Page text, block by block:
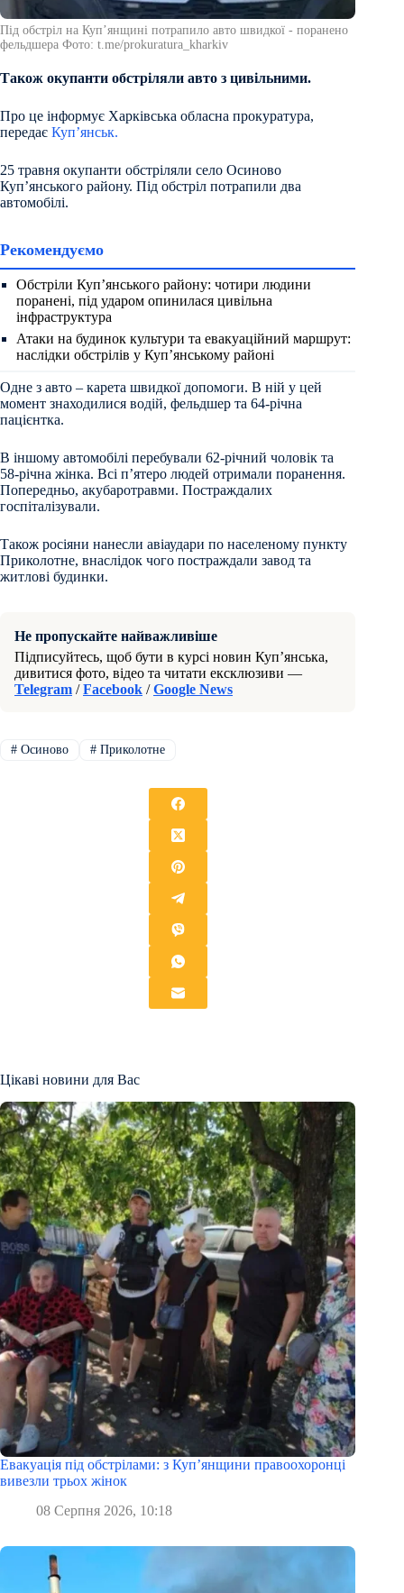
Під обстріл на Купʼянщині потрапило авто швидкої - поранено
фельдшера Фото: t.me/prokuratura_kharkiv
Також окупанти обстріляли авто з цивільними.
Про це інформує Харківська обласна прокуратура,
передає Куп’янськ.
25 травня окупанти обстріляли село Осиново
Купʼянського району. Під обстріл потрапили два
автомобілі.
Рекомендуємо
Обстріли Куп’янського району: чотири людини
поранені, під ударом опинилася цивільна
інфраструктура
Атаки на будинок культури та евакуаційний маршрут:
наслідки обстрілів у Куп’янському районі
Одне з авто – карета швидкої допомоги. В ній у цей
момент знаходилися водій, фельдшер та 64-річна
пацієнтка.
В іншому автомобілі перебували 62-річний чоловік та
58-річна жінка. Всі пʼятеро людей отримали поранення.
Попередньо, акубаротравми. Постраждалих
госпіталізували.
Також росіяни нанесли авіаудари по населеному пункту
Приколотне, внаслідок чого постраждали завод та
житлові будинки.
Не пропускайте найважливіше
Підписуйтесь, щоб бути в курсі новин Куп’янська,
дивитися фото, відео та читати ексклюзиви —
Telegram /Facebook /Google News
#Осиново #Приколотне
Цікаві новини для Вас
Евакуація під обстрілами: з Куп’янщини правоохоронці
вивезли трьох жінок
08 Серпня 2026, 10:18